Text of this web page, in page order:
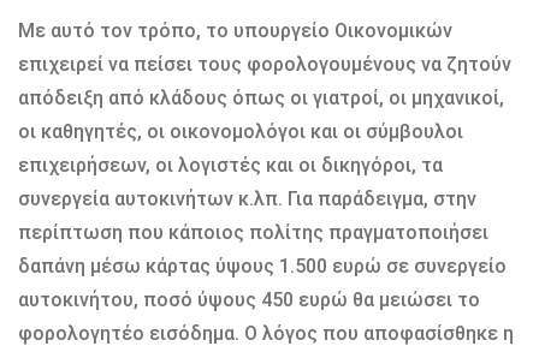
Με αυτό τον τρόπο, το υπουργείο Οικονομικών
επιχειρεί να πείσει τους φορολογουμένους να ζητούν
απόδειξη από κλάδους όπως οι γιατροί, οι μηχανικοί,
οι καθηγητές, οι οικονομολόγοι και οι σύμβουλοι
επιχειρήσεων, οι λογιστές και οι δικηγόροι, τα
συνεργεία αυτοκινήτων κ.λπ. Για παράδειγμα, στην
περίπτωση που κάποιος πολίτης πραγματοποιήσει
δαπάνη μέσω κάρτας ύψους 1.500 ευρώ σε συνεργείο
αυτοκινήτου, ποσό ύψους 450 ευρώ θα μειώσει το
φορολογητέο εισόδημα. Ο λόγος που αποφασίσθηκε η